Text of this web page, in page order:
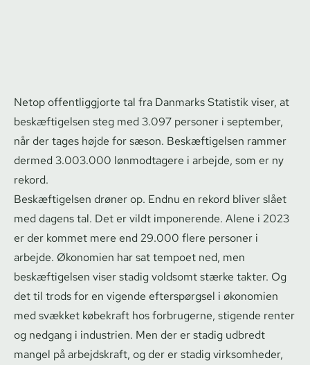
Netop of­fent­lig­gjor­te tal fra Danmarks Statistik viser, at
beskæftigelsen steg med 3.097 personer i september,
når der tages højde for sæson. Beskæftigelsen rammer
dermed 3.003.000 lønmodtagere i arbejde, som er ny
rekord.
Beskæftigelsen drøner op. Endnu en rekord bliver slået
med dagens tal. Det er vildt imponerende. Alene i 2023
er der kommet mere end 29.000 flere personer i
arbejde. Økonomien har sat tempoet ned, men
beskæftigelsen viser stadig voldsomt stærke takter. Og
det til trods for en vigende efterspørgsel i økonomien
med svækket købekraft hos forbrugerne, stigende renter
og nedgang i industrien. Men der er stadig udbredt
mangel på arbejdskraft, og der er stadig virksomheder,